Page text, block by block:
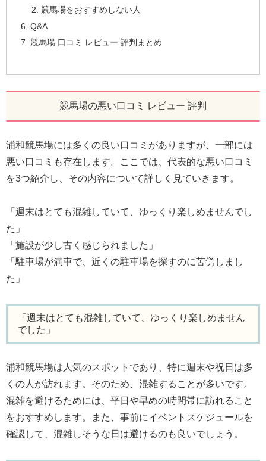
競馬場をおすすめしない人
Q&A
競馬場 口コミ レビュー 評判まとめ
競馬場の悪い口コミ レビュー 評判
浦和競馬場には多くの良い口コミがありますが、一部には
悪い口コミも存在します。ここでは、代表的な悪い口コミ
を3つ紹介し、その内容について詳しく見ていきます。
「週末はとても混雑していて、ゆっくり楽しめませんでし
た」
「施設が少し古く感じられました」
「駐車場が満車で、近くの駐車場を探すのに苦労しまし
た」
「週末はとても混雑していて、ゆっくり楽しめません
でした」
浦和競馬場は人気のスポットであり、特に週末や祝日は多
くの人が訪れます。そのため、混雑することが多いです。
混雑を避けるためには、平日や早めの時間帯に訪れること
をおすすめします。また、事前にイベントスケジュールを
確認して、混雑しそうな日は避けるのも良いでしょう。